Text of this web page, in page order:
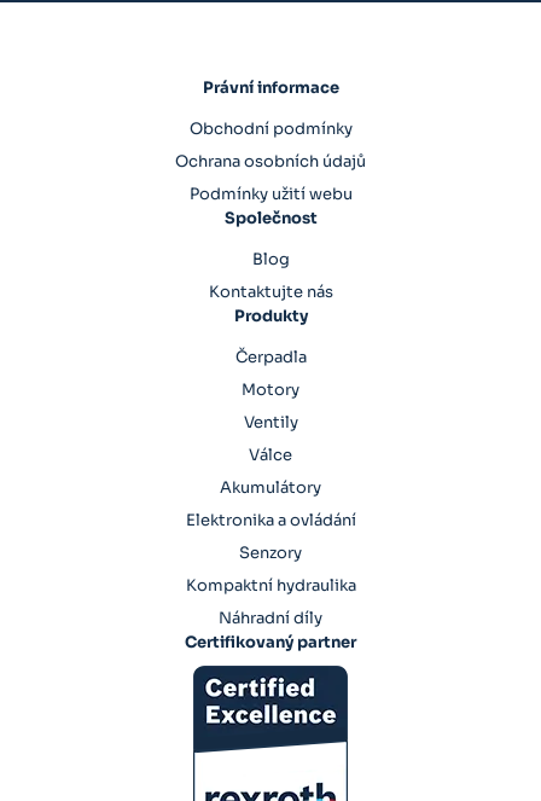
Právní informace
Obchodní podmínky
Ochrana osobních údajů
Podmínky užití webu
Společnost
Blog
Kontaktujte nás
Produkty
Čerpadla
Motory
Ventily
Válce
Akumulátory
Elektronika a ovládání
Senzory
Kompaktní hydraulika
Náhradní díly
Certifikovaný partner